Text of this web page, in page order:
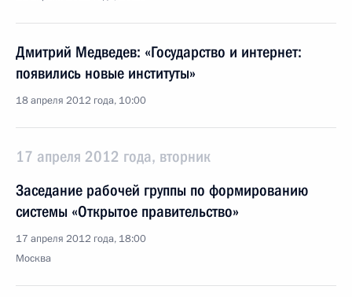
Дмитрий Медведев: «Государство и интернет:
появились новые институты»
18 апреля 2012 года, 10:00
17 апреля 2012 года, вторник
Заседание рабочей группы по формированию
системы «Открытое правительство»
17 апреля 2012 года, 18:00
Москва